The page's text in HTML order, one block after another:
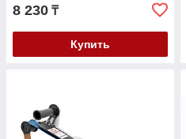
8 230 ₸
Купить